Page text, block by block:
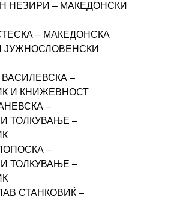
НЕЗИРИ – МАКЕДОНСКИ
– МАКЕДОНСКА
ЈУЖНОСЛОВЕНСКИ
–
И КНИЖЕВНОСТ
–
ТОЛКУВАЊЕ –
–
ТОЛКУВАЊЕ –
СТАНКОВИЌ –